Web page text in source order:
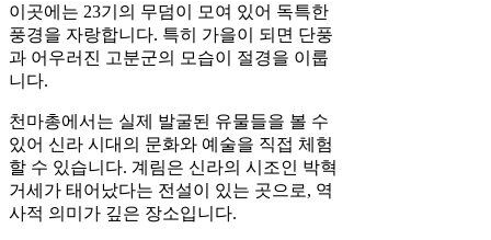
이곳에는 23기의 무덤이 모여 있어 독특한
풍경을 자랑합니다. 특히 가을이 되면 단풍
과 어우러진 고분군의 모습이 절경을 이룹
니다.
천마총에서는 실제 발굴된 유물들을 볼 수
있어 신라 시대의 문화와 예술을 직접 체험
할 수 있습니다. 계림은 신라의 시조인 박혁
거세가 태어났다는 전설이 있는 곳으로, 역
사적 의미가 깊은 장소입니다.